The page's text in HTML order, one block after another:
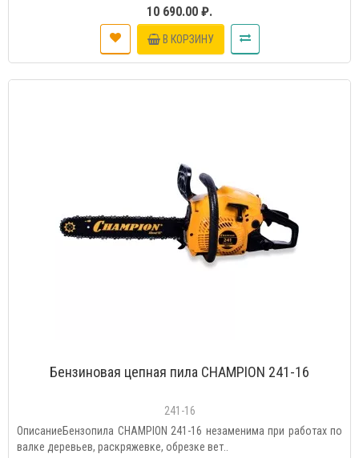
10 690.00 ₽.
В КОРЗИНУ
Бензиновая цепная пила CHAMPION 241-16
241-16
ОписаниеБензопила CHAMPION 241-16 незаменима при работах по
валке деревьев, раскряжевке, обрезке вет..